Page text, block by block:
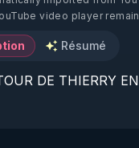
video player
Résumé
DE THIERRY